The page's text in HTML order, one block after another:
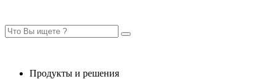
Продукты и решения